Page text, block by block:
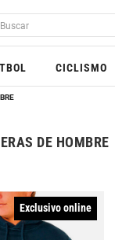
CICLISMO
DE HOMBRE
Exclusivo online